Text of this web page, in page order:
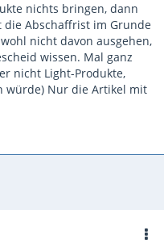
nichts bringen, dann
die Abschaffrist im Grunde
nicht davon ausgehen,
wissen. Mal ganz
nicht Light-Produkte,
würde) Nur die Artikel mit